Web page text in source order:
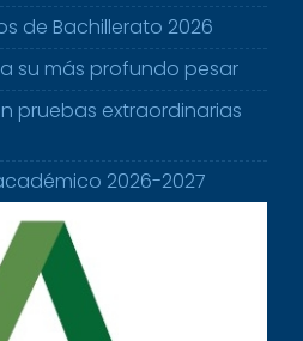
de Bachillerato 2026
su más profundo pesar
pruebas extraordinarias
2026-2027